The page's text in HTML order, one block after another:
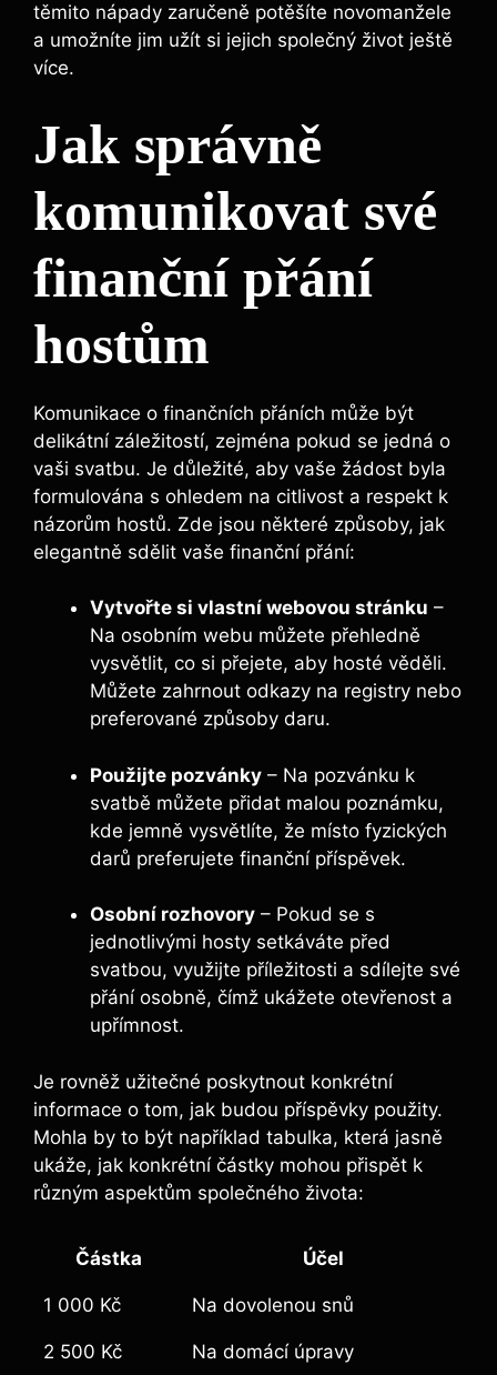
těmito nápady zaručeně potěšíte novomanžele
a umožníte jim užít si jejich společný život ještě
více.
Jak správně
komunikovat své
finanční přání
hostům
Komunikace o finančních přáních může být
delikátní záležitostí, zejména pokud se jedná o
vaši svatbu. Je důležité, aby vaše žádost byla
formulována s ohledem na citlivost a respekt k
názorům hostů. Zde jsou některé způsoby, jak
elegantně sdělit vaše finanční přání:
Vytvořte si vlastní webovou stránku –
Na osobním webu můžete přehledně
vysvětlit, co si přejete, aby hosté věděli.
Můžete zahrnout odkazy na registry nebo
preferované způsoby daru.
Použijte pozvánky – Na pozvánku k
svatbě můžete přidat malou poznámku,
kde jemně vysvětlíte, že místo fyzických
darů preferujete finanční příspěvek.
Osobní rozhovory – Pokud se s
jednotlivými hosty setkáváte před
svatbou, využijte příležitosti a sdílejte své
přání osobně, čímž ukážete otevřenost a
upřímnost.
Je rovněž užitečné poskytnout konkrétní
informace o tom, jak budou příspěvky použity.
Mohla by to být například tabulka, která jasně
ukáže, jak konkrétní částky mohou přispět k
různým aspektům společného života:
Částka Účel
1 000 Kč Na dovolenou snů
2 500 Kč Na domácí úpravy